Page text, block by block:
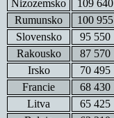
Nizozemsko
109 640
Rumunsko
100 955
Slovensko
95 550
Rakousko
87 570
Irsko
70 495
Francie
68 430
Litva
65 425